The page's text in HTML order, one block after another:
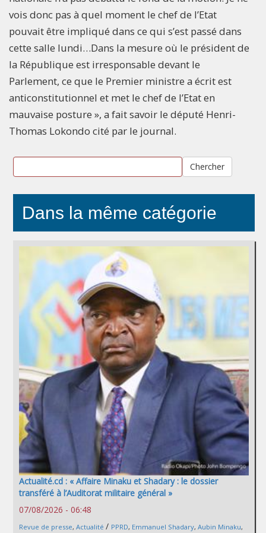
vois donc pas à quel moment le chef de l’Etat
pouvait être impliqué dans ce qui s’est passé dans
cette salle lundi…Dans la mesure où le président de
la République est irresponsable devant le
Parlement, ce que le Premier ministre a écrit est
anticonstitutionnel et met le chef de l’Etat en
mauvaise posture », a fait savoir le député Henri-
Thomas Lokondo cité par le journal.
Chercher
Dans la même catégorie
Actualité.cd : « Affaire Minaku et Shadary : le dossier
transféré à l’Auditorat militaire général »
07/08/2026 - 06:48
Revue de presse, Actualité / PPRD, Emmanuel Shadary, Aubin Minaku,